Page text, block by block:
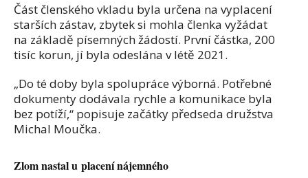
Část členského vkladu byla určena na vyplacení
starších zástav, zbytek si mohla členka vyžádat
na základě písemných žádostí. První částka, 200
tisíc korun, jí byla odeslána v létě 2021.
„Do té doby byla spolupráce výborná. Potřebné
dokumenty dodávala rychle a komunikace byla
bez potíží,“ popisuje začátky předseda družstva
Michal Moučka.
Zlom nastal u placení nájemného